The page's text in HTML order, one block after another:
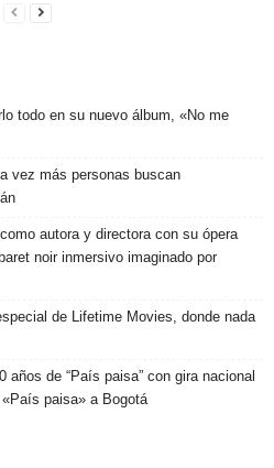
todo en su nuevo álbum, «No me
vez más personas buscan
autora y directora con su ópera
noir inmersivo imaginado por
de Lifetime Movies, donde nada
años de “País paisa” con gira nacional
paisa» a Bogotá